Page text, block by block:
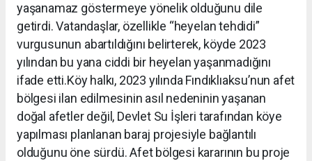
yaşanamaz göstermeye yönelik olduğunu dile
getirdi. Vatandaşlar, özellikle “heyelan tehdidi”
vurgusunun abartıldığını belirterek, köyde 2023
yılından bu yana ciddi bir heyelan yaşanmadığını
ifade etti.Köy halkı, 2023 yılında Fındıklıaksu’nun afet
bölgesi ilan edilmesinin asıl nedeninin yaşanan
doğal afetler değil, Devlet Su İşleri tarafından köye
yapılması planlanan baraj projesiyle bağlantılı
olduğunu öne sürdü. Afet bölgesi kararının bu proje